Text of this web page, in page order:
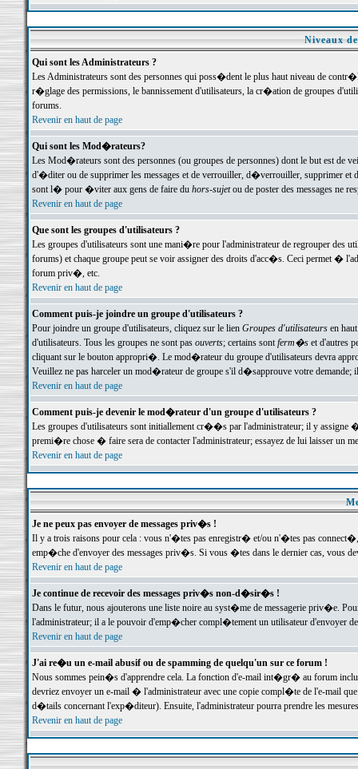
Niveaux
Qui sont les Administrateurs ?
Les Administrateurs sont des personnes qui poss�dent le plus haut niveau de
r�glage des permissions, le bannissement d'utilisateurs, la cr�ation de groupes
forums.
Revenir en haut de page
Qui sont les Mod�rateurs?
Les Mod�rateurs sont des personnes (ou groupes de personnes) dont le but est de
d'�diter ou de supprimer les messages et de verrouiller, d�verrouiller, supprimer
sont l� pour �viter aux gens de faire du hors-sujetou de poster des messages ne
Revenir en haut de page
Que sont les groupes d'utilisateurs ?
Les groupes d'utilisateurs sont une mani�re pour l'administrateur de regrouper des
forums) et chaque groupe peut se voir assigner des droits d'acc�s. Ceci permet
forum priv�, etc.
Revenir en haut de page
Comment puis-je joindre un groupe d'utilisateurs ?
Pour joindre un groupe d'utilisateurs, cliquez sur le lien Groupes d'utilisateursen haut
d'utilisateurs. Tous les groupes ne sont pas ouverts; certains sontferm�set d'autres
cliquant sur le bouton appropri�. Le mod�rateur du groupe d'utilisateurs devra
Veuillez ne pas harceler un mod�rateur de groupe s'il d�sapprouve votre demande;
Revenir en haut de page
Comment puis-je devenir le mod�rateur d'un groupe d'utilisateurs ?
Les groupes d'utilisateurs sont initiallement cr��s par l'administrateur; il y
premi�re chose � faire sera de contacter l'administrateur; essayez de lui laisser un
Revenir en haut de page
Je ne peux pas envoyer de messages priv�s !
Il y a trois raisons pour cela : vous n'�tes pas enregistr� et/ou n'�tes pas
emp�che d'envoyer des messages priv�s. Si vous �tes dans le dernier cas, vous
Revenir en haut de page
Je continue de recevoir des messages priv�s non-d�sir�s !
Dans le futur, nous ajouterons une liste noire au syst�me de messagerie priv�e.
l'administrateur; il a le pouvoir d'emp�cher compl�tement un utilisateur d'envoyer
Revenir en haut de page
J'ai re�u un e-mail abusif ou de spamming de quelqu'un sur ce forum !
Nous sommes pein�s d'apprendre cela. La fonction d'e-mail int�gr� au forum inclut
devriez envoyer un e-mail � l'administrateur avec une copie compl�te de l'e-mail
d�tails concernant l'exp�diteur). Ensuite, l'administrateur pourra prendre les
Revenir en haut de page